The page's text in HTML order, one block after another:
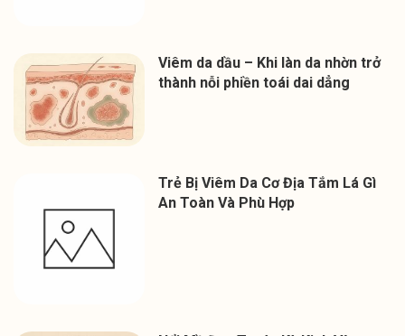
Viêm da dầu – Khi làn da nhờn trở
thành nỗi phiền toái dai dẳng
Trẻ Bị Viêm Da Cơ Địa Tắm Lá Gì
An Toàn Và Phù Hợp